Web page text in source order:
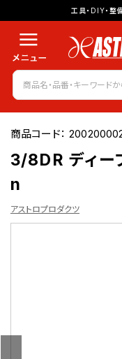
工具・DIY・整
商品コード：
3/8DR ディ
n
アストロプロダクツ